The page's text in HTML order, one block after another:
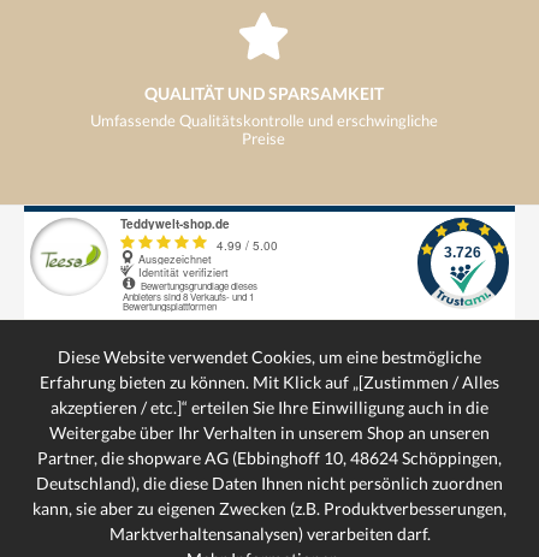
QUALITÄT UND SPARSAMKEIT
Umfassende Qualitätskontrolle und erschwingliche
Preise
VERSANDKOSTENFREI
ab 29€ kostenloser Versand
SCHNELLE LIEFERUNG
Schnelle und bequeme Lieferung von Tür zu Tür
SERVICE-HOTLINE
SERVICE
Diese Website verwendet Cookies, um eine bestmögliche
Erfahrung bieten zu können. Mit Klick auf „[Zustimmen / Alles
akzeptieren / etc.]“ erteilen Sie Ihre Einwilligung auch in die
Weitergabe über Ihr Verhalten in unserem Shop an unseren
Partner, die shopware AG (Ebbinghoff 10, 48624 Schöppingen,
Deutschland), die diese Daten Ihnen nicht persönlich zuordnen
kann, sie aber zu eigenen Zwecken (z.B. Produktverbesserungen,
Marktverhaltensanalysen) verarbeiten darf.